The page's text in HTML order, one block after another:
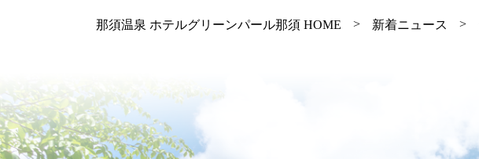
那須温泉 ホテルグリーンパール那須 HOME 新着ニュース